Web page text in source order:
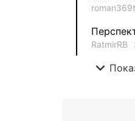
RatmirRB
expand_more